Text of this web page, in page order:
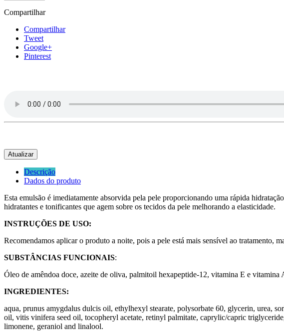
Compartilhar
Compartilhar
Tweet
Google+
Pinterest
Descrição
Dados do produto
Esta emulsão é imediatamente absorvida pela pele proporcionando uma rápida
hidratantes e tonificantes que agem sobre os tecidos da pele melhorando a elasticidade.
INSTRUÇÕES DE USO:
Recomendamos aplicar o produto a noite, pois a pele está mais sensível ao tratamento,
SUBSTÂNCIAS FUNCIONAIS:
Óleo de amêndoa doce, azeite de oliva, palmitoil hexapeptide-12, vitamina E e vitamina
INGREDIENTES:
aqua, prunus amygdalus dulcis oil, ethylhexyl stearate, polysorbate 60, glycerin, urea,
oil, vitis vinifera seed oil, tocopheryl acetate, retinyl palmitate, caprylic/capric
limonene, geraniol and linalool.